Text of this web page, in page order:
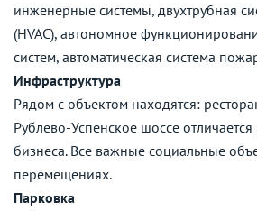
инженерные системы, двухтрубная
(HVAC), автономное
систем, автоматическая система
Инфраструктура
Рядом с объектом находятся:
Рублево-Успенское шоссе
бизнеса. Все важные социальные
перемещениях.
Парковка